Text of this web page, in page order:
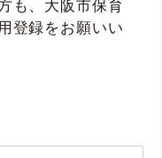
も、大阪市保育
登録をお願いい